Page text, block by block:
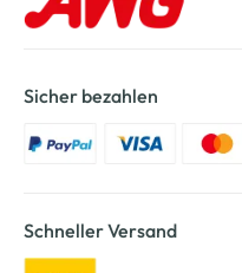
Sicher bezahlen
Schneller Versand